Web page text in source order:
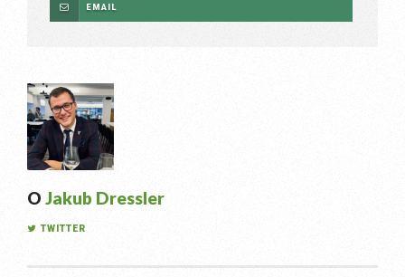
EMAIL
O Jakub Dressler
TWITTER